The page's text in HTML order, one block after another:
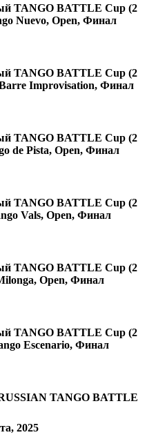
TANGO BATTLE Cup (2
Nuevo, Open, Финал
TANGO BATTLE Cup (2
Barre Improvisation, Финал
TANGO BATTLE Cup (2
de Pista, Open, Финал
TANGO BATTLE Cup (2
Vals, Open, Финал
TANGO BATTLE Cup (2
Open, Финал
TANGO BATTLE Cup (2
Escenario, Финал
TANGO BATTLE
2025